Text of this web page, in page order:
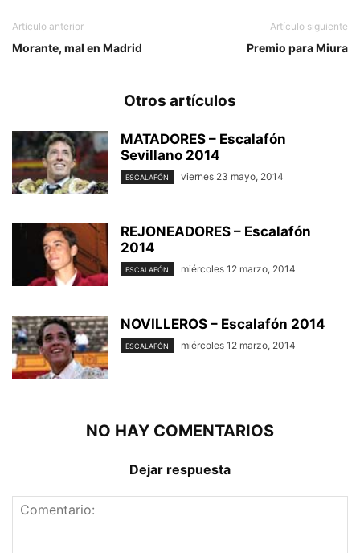
Artículo anterior
Morante, mal en Madrid
Artículo siguiente
Premio para Miura
Otros artículos
MATADORES – Escalafón
Sevillano 2014
ESCALAFÓN viernes 23 mayo, 2014
REJONEADORES – Escalafón
2014
ESCALAFÓN miércoles 12 marzo, 2014
NOVILLEROS – Escalafón 2014
ESCALAFÓN miércoles 12 marzo, 2014
NO HAY COMENTARIOS
Dejar respuesta